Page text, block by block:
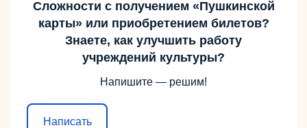
Сложности с получением «Пушкинской
карты» или приобретением билетов?
Знаете, как улучшить работу
учреждений культуры?
Напишите — решим!
Написать